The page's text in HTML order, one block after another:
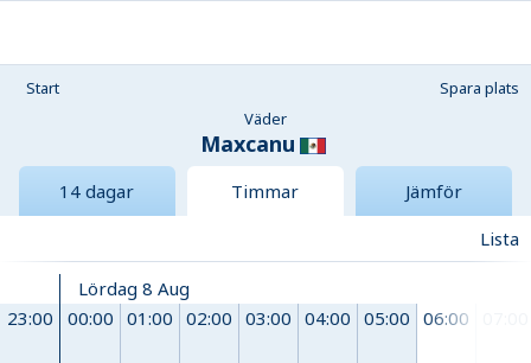
Start
Spara plats
Väder
Maxcanu
14 dagar Timmar
Jämför
Lista
23:00
Lördag 8 Aug
00:00 01:00 02:00 03:00 04:00 05:00 06:00